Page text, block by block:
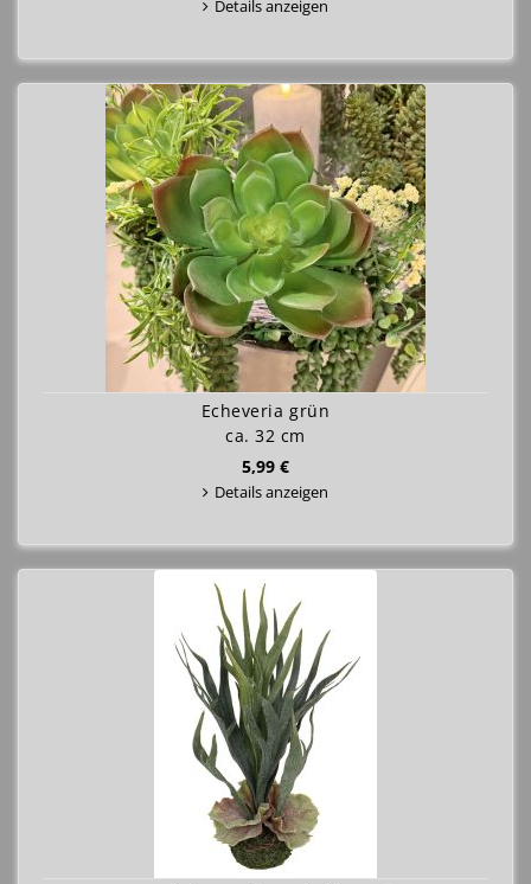
Details anzeigen
Echeveria grün
ca. 32 cm
5,99 €
Details anzeigen